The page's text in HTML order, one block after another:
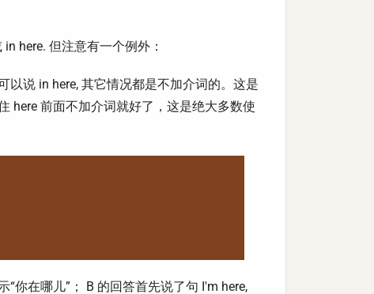
here. 但注意有一个例外：
说 in here, 其它情况都是不加介词的。这是
here 前面不加介词就好了，这是绝大多数使
你在哪儿”； B 的回答首先说了句 I'm here,